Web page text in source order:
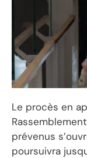
Le procès en
prévenus
poursuivra